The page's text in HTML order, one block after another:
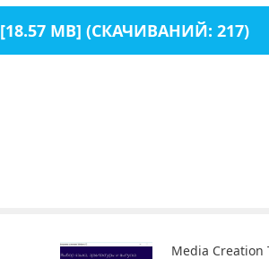
[18.57 MB] (СКАЧИВАНИЙ: 217)
Media Creation